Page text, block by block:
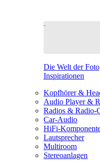
Die Welt der
Inspirationen
Kopfhörer &
Audio Player &
Radios & Radio-
Car-Audio
HiFi-
Lautsprecher
Multiroom
Stereoanlagen